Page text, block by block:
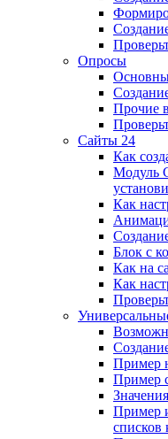
Опросы
Прочие
Сайты 24
Как
Модуль
Как
Блок с
Как на
Как
Пример
Пример
Пример
списков